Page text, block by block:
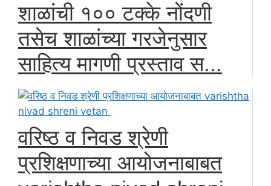
शाळांची १०० टक्के नोंदणी
तसेच शाळांच्या गरजेनुसार
साहित्य मागणी प्रस्ताव स...
वरिष्ठ व निवड श्रेणी
प्रशिक्षणाच्या आयोजनाबाबत